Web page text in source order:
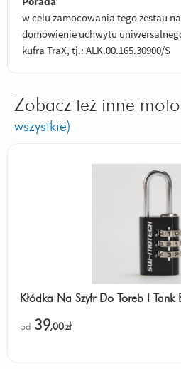
w celu zamocowania tego zestau
domówienie uchwytu
kufra TraX, tj.: ALK.00.165.30900/S
Zobacz też inne
wszystkie)
Kłódka Na Szyfr Do Toreb I
od 39,00zł